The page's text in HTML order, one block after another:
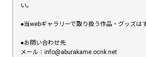
い。
●当webギャラリーで取り扱う作品・グッズは
●お問い合わせ先
メール：info@aburakame.ocnk.net